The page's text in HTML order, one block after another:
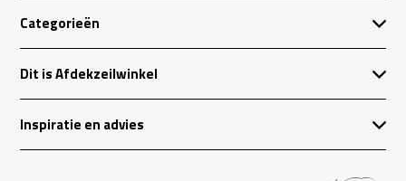
Categorieën
Dit is Afdekzeilwinkel
Inspiratie en advies